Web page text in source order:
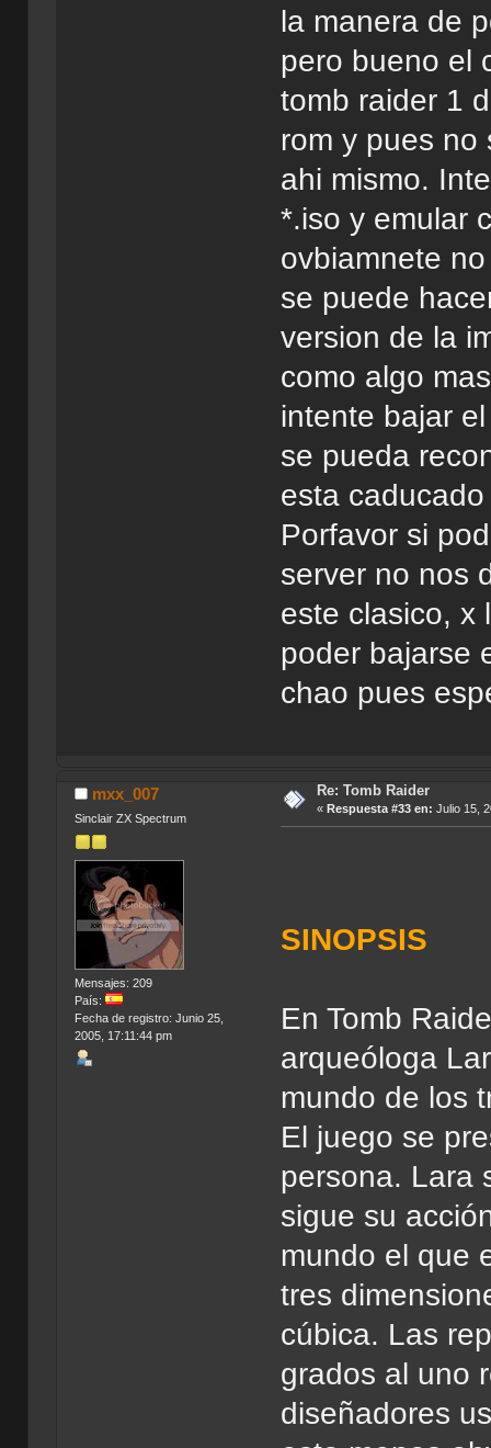
la manera de
pero bueno el
tomb raider 1
rom y pues no
ahi mismo.
*.iso y emular
ovbiamnete
se puede
version de la
como algo
intente bajar
se pueda
esta
Porfavor si
server no nos
este clasico, x
poder bajarse
chao pues
mxx_007
Sinclair ZX Spectrum
Mensajes: 209
País:
Fecha de registro: Junio 25,
2005, 17:11:44 pm
Re: Tomb Raider
« Respuesta #33 en: Julio 15,
SINOPSIS
En Tomb
arqueóloga
mundo de los
El juego se
persona. Lara
sigue su
mundo el que
tres
cúbica. Las
grados al uno
diseñadores